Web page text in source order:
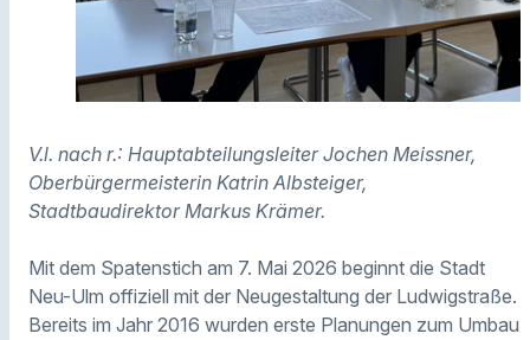
V.l. nach r.: Hauptabteilungsleiter Jochen Meissner,
Oberbürgermeisterin Katrin Albsteiger,
Stadtbaudirektor Markus Krämer.
Mit dem Spatenstich am 7. Mai 2026 beginnt die Stadt
Neu-Ulm offiziell mit der Neugestaltung der Ludwigstraße.
Bereits im Jahr 2016 wurden erste Planungen zum Umbau